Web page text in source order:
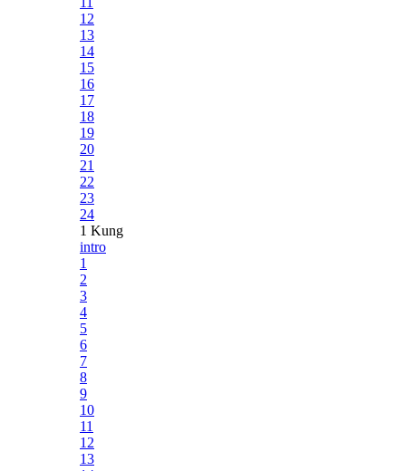
12
13
14
15
16
17
18
19
20
21
22
23
24
1 Kung
intro
1
2
3
4
5
6
7
8
9
10
11
12
13